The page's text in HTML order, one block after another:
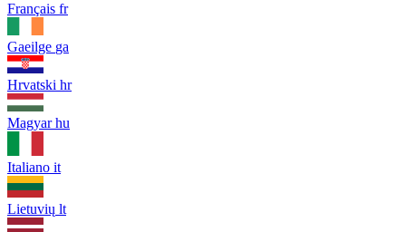
Français fr
Gaeilge ga
Hrvatski hr
Magyar hu
Italiano it
Lietuvių lt